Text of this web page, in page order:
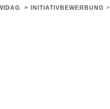
> INITIATIVBEWERBUNG >